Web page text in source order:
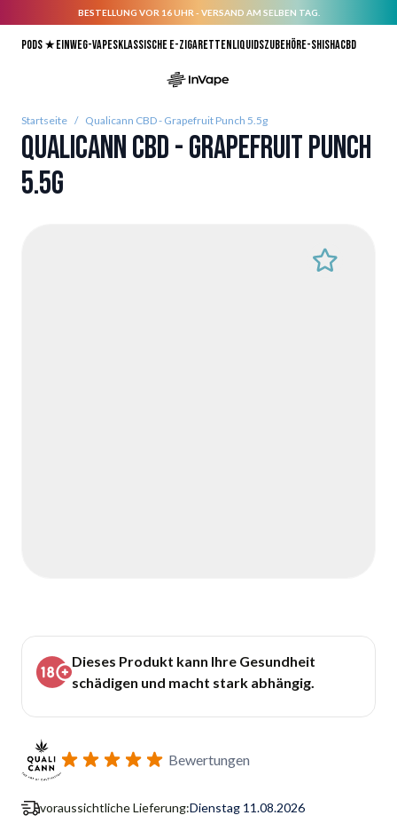
BESTELLUNG VOR 16 UHR - VERSAND AM SELBEN TAG.
Pods ★Einweg-VapesKlassische E-ZigarettenLiquidsZubehörE-ShishaCBD
Startseite / Qualicann CBD - Grapefruit Punch 5.5g
Qualicann CBD - Grapefruit Punch
5.5g
Dieses Produkt kann Ihre Gesundheit
schädigen und macht stark abhängig.
Bewertungen
voraussichtliche Lieferung:Dienstag 11.08.2026